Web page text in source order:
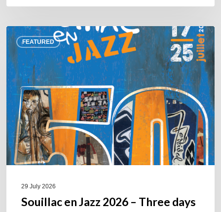
FEATURED
Souillac
en
Jazz
2026
–
Three
days
of
jazz
in
the
29 July 2026
Souillac en Jazz 2026 – Three days